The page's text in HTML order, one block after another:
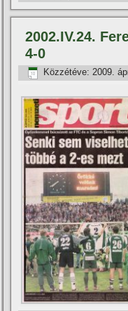
2002.IV.24.
4-0
Közzétéve: 2009.